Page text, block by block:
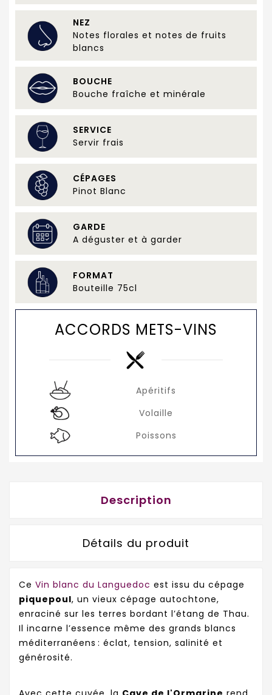
NEZ
Notes florales et notes de fruits
blancs
BOUCHE
Bouche fraîche et minérale
SERVICE
Servir frais
CÉPAGES
Pinot Blanc
GARDE
A déguster et à garder
FORMAT
Bouteille 75cl
ACCORDS METS-VINS
Apéritifs
Volaille
Poissons
Description
Détails du produit
Ce Vin blanc du Languedoc est issu du cépage
piquepoul, un vieux cépage autochtone,
enraciné sur les terres bordant l’étang de Thau.
Il incarne l’essence même des grands blancs
méditerranéens : éclat, tension, salinité et
générosité.